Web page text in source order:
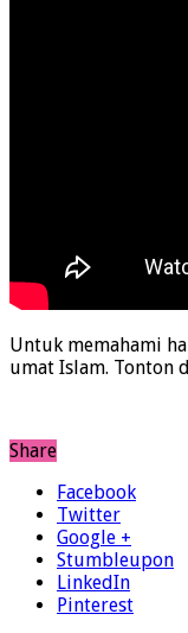
Untuk memahami
umat Islam. Tonton
Share
Facebook
Twitter
Google +
Stumbleupon
LinkedIn
Pinterest